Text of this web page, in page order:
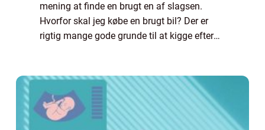
mening at finde en brugt en af slagsen.
Hvorfor skal jeg købe en brugt bil? Der er
rigtig mange gode grunde til at kigge efter